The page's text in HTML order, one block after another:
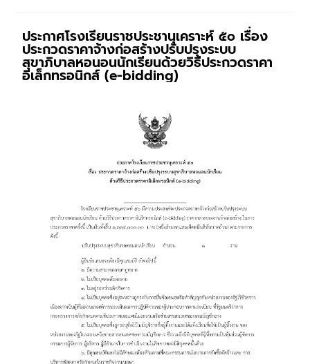
ประกาศโรงเรียนราชประชานุเคราะห์ ๕๐ เรื่อง
ประกวดราคาจ้างก่อสร้างปรับปรุงระบบ
สุขาภิบาลหอนอนนักเรียนด้วยวิธีประกวดราคา
อิเล็กทรอนิกส์ (e-bidding)